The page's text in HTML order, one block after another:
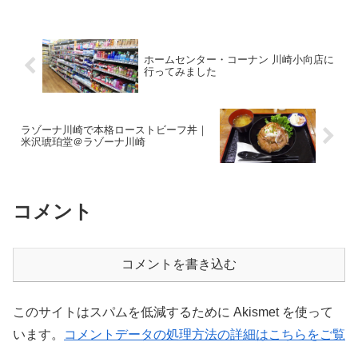
ホームセンター・コーナン 川崎小向店に
行ってみました
ラゾーナ川崎で本格ローストビーフ丼｜
米沢琥珀堂＠ラゾーナ川崎
コメント
コメントを書き込む
このサイトはスパムを低減するために Akismet を使って
います。
コメントデータの処理方法の詳細はこちらをご覧